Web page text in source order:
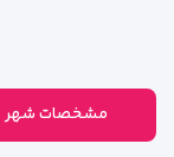
مشخصات شهر